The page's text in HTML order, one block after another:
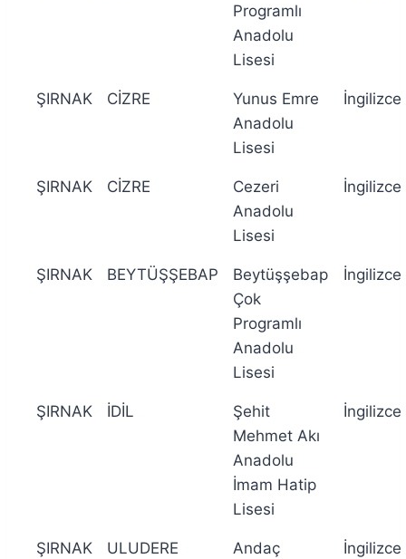
Programlı
Anadolu
Lisesi
ŞIRNAK CİZRE
Yunus Emre
Anadolu
Lisesi
İngilizce
ŞIRNAK CİZRE
Cezeri
Anadolu
Lisesi
İngilizce
ŞIRNAK BEYTÜŞŞEBAP
Beytüşşebap
Çok
Programlı
Anadolu
Lisesi
İngilizce
ŞIRNAK İDİL
Şehit
Mehmet Akı
Anadolu
İmam Hatip
Lisesi
İngilizce
ŞIRNAK ULUDERE
Andaç
İngilizce